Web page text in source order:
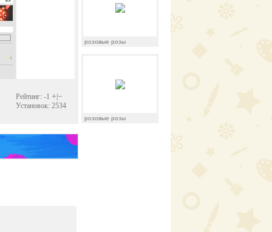
Рейтинг: -1 + −
Установок: 2534
розовые розы
розовые розы